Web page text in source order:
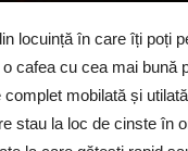
locuință în care îți poți
cafea cu cea mai
mobilată și
stau la loc de cinste în